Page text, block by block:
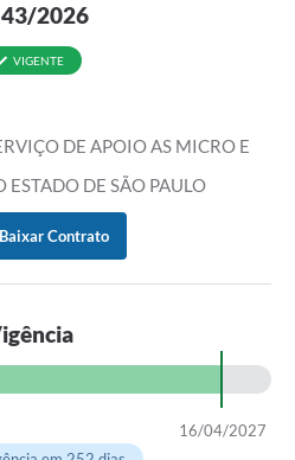
43/2026
VIGENTE
DE APOIO AS MICRO E
ESTADO DE SÃO PAULO
Baixar Contrato
16/04/2027